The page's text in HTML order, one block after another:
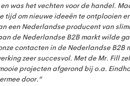
was het vechten voor de handel.
tijd om nieuwe ideeën te ontplooien
een Nederlandse producent van
de Nederlandse B2B markt wilde
contacten in de Nederlandse
zeer succesvol. Met de Mr. Fill
projecten afgerond bij o.a.
door.”